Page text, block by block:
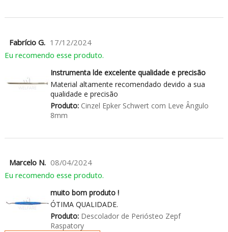
Fabrício G. 17/12/2024
Eu recomendo esse produto.
Instrumenta lde excelente qualidade e precisão
Material altamente recomendado devido a sua
qualidade e precisão
Produto:Cinzel Epker Schwert com Leve Ângulo
8mm
Marcelo N. 08/04/2024
Eu recomendo esse produto.
muito bom produto !
ÓTIMA QUALIDADE.
Produto:Descolador de Periósteo Zepf
Raspatory